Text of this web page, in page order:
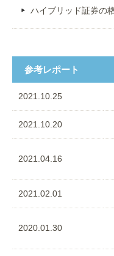
ハイブリッド証券の
参考レポート
2021.10.25
2021.10.20
2021.04.16
2021.02.01
2020.01.30